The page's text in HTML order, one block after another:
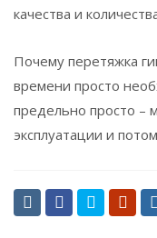
качества и
Почему перетяжка
времени просто
предельно просто –
эксплуатации и